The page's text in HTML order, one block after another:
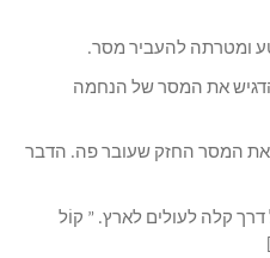
ומטרתה להעביר מסר.
את המסר של הנחמה
את המסר החזק שעובר פה. הדבר
קלה לעולים לארץ. ” קוֹל